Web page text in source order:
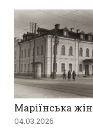
Маріїнська
04.03.2026